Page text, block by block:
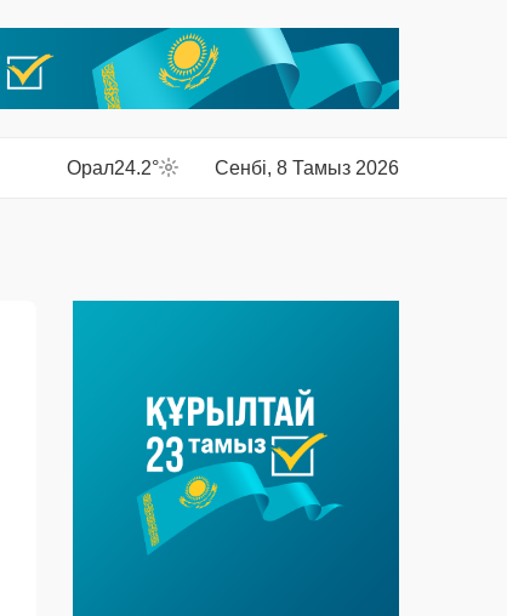
Орал24.2° Сенбі, 8 Тамыз 2026